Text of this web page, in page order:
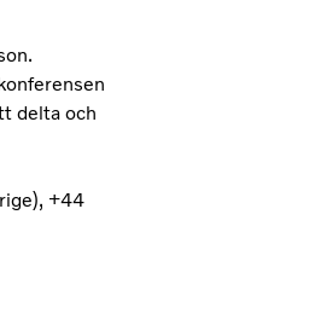
delta och
+44